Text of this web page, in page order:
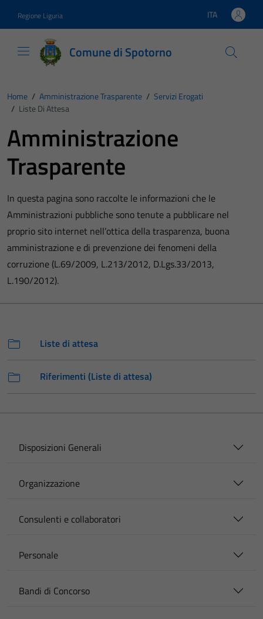
Regione Liguria Lingua attiva:
ITA
Comune di Spotorno
Home / Amministrazione Trasparente / Servizi Erogati
/ Liste Di Attesa
Amministrazione
Trasparente
In questa pagina sono raccolte le informazioni che le
Amministrazioni pubbliche sono tenute a pubblicare nel
proprio sito internet nell’ottica della trasparenza, buona
amministrazione e di prevenzione dei fenomeni della
corruzione (L.69/2009, L.213/2012, D.Lgs.33/2013,
L.190/2012).
Liste di attesa
Riferimenti (Liste di attesa)
Disposizioni Generali
Organizzazione
Consulenti e collaboratori
Personale
Bandi di Concorso